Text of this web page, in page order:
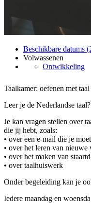
Beschikbare datums
Volwassenen
Ontwikkeling
Taalkamer: oefenen met
Leer je de Nederlandse
Je kan vragen stellen over
die jij hebt, zoals:
• over een e-mail die je
• over het leren van nieuwe
• over het maken van
• over taalhuiswerk
Onder begeleiding kan je
Iedere maandag en